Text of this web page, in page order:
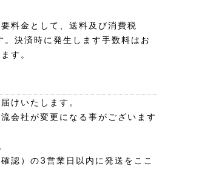
料金として、送料及び消費税
決済時に発生します手数料はお
す。
けいたします。
会社が変更になる事がございます
認）の3営業日以内に発送をここ